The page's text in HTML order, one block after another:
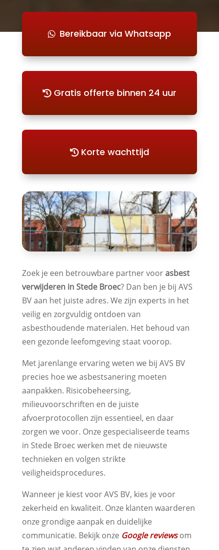
Bereikbaar via Whatsapp
Gratis offerte binnen 24 uur
Korte wachttijd
Zoek je een betrouwbare partner voorasbest
verwijderen in Stede Broec? Dan ben je bij AVS
BV aan het juiste adres. We zijn experts in het
veilig en zorgvuldig ontdoen van
asbesthoudende materialen. Het behoud van
een gezonde leefomgeving staat voorop.
Met jarenlange ervaring weten we bij AVS BV
precies hoe we asbestsanering moeten
aanpakken. Risicobeheersing,
milieuvoorschriften en de juiste
afvoerprotocollen zijn essentieel, en daar
zorgen we voor. Onze gespecialiseerde teams
in Stede Broec werken met de nieuwste
technieken en volgen strikte
veiligheidsprocedures.
Wanneer je kiest voor AVS BV, kies je voor
zekerheid en kwaliteit. Onze klanten waarderen
onze grondige aanpak en duidelijke
communicatie. Bekijk onze Google reviewsom